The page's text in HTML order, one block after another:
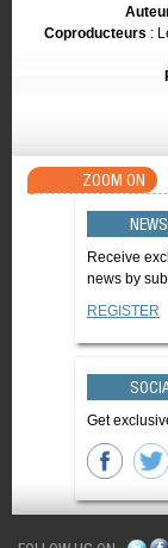
Coproducteurs :
ZOOM ON
Receive
news by
REGISTER
Get